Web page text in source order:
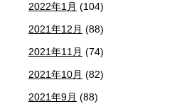
2022年1月 (104)
2021年12月 (88)
2021年11月 (74)
2021年10月 (82)
2021年9月 (88)